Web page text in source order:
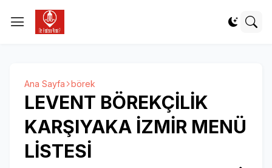
Ana Sayfa börek
LEVENT BÖREKÇİLİK
KARŞIYAKA İZMİR MENÜ
LİSTESİ